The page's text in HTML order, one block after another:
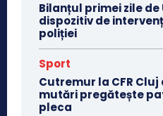
Bilanțul primei zile de
dispozitiv de
poliției
Sport
Cutremur la CFR
mutări pregătește
pleca